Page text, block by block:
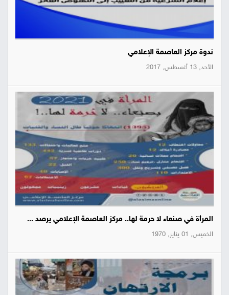
ندوة مركز العاصمة الإعلامي
الأحد, 13 أغسطس, 2017
المرأة في صنعاء لا حرمة لها.. مركز العاصمة الإعلامي يرصد ...
الخميس, 01 يناير, 1970